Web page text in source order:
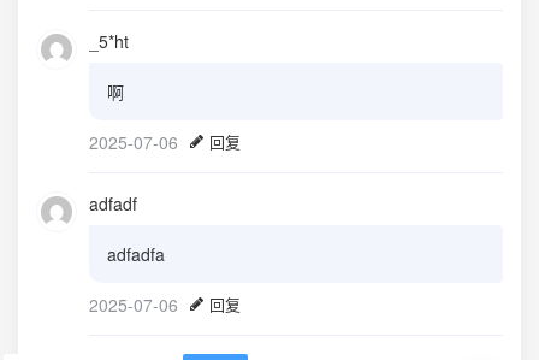
_5*ht
啊
2025-07-06 回复
adfadf
adfadfa
2025-07-06 回复